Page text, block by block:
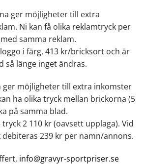
ger möjligheter till extra
Ni kan få olika reklamtryck per
samma reklam.
i färg, 413 kr/bricksort och är
så länge inget ändras.
ger möjligheter till extra inkomster
ha olika tryck mellan brickorna (5
på samma blad.
2 110 kr (oavsett upplaga). Vid
239 kr per namn/annons.
info@gravyr-sportpriser.se